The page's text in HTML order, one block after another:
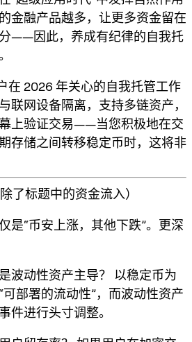
金融产品越多，让更多资金留在
——因此，养成有纪律的自我托
在 2026 年关心的自我托管工作
联网设备隔离，支持多链资产，
上验证交易——当您积极地在交
存储之间转移稳定币时，这将非
了标题中的资金流入）
是“币安上涨，其他下跌”。更深
波动性资产主导？
以稳定币为
部署的流动性”，而波动性资产
件进行头寸调整。